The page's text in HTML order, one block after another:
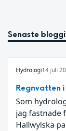
Senaste
Hydrologi14 juli
Regnvatten
Som
jag fastnade
Hallwylska